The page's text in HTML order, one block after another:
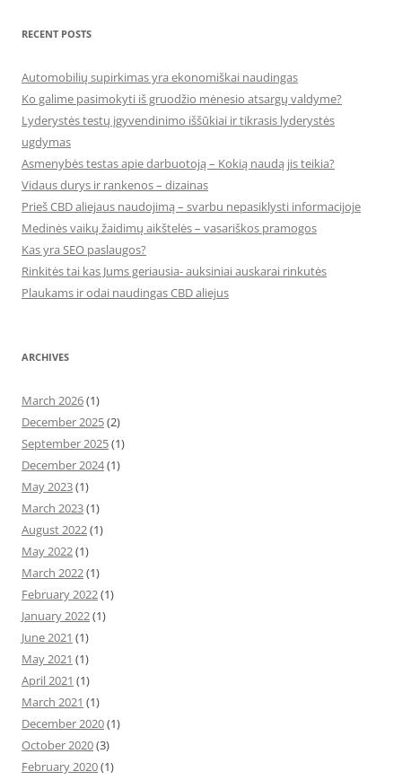
RECENT POSTS
Automobilių supirkimas yra ekonomiškai naudingas
Ko galime pasimokyti iš gruodžio mėnesio atsargų valdyme?
Lyderystės testų įgyvendinimo iššūkiai ir tikrasis lyderystės
ugdymas
Asmenybės testas apie darbuotoją – Kokią naudą jis teikia?
Vidaus durys ir rankenos – dizainas
Prieš CBD aliejaus naudojimą – svarbu nepasiklysti informacijoje
Medinės vaikų žaidimų aikštelės – vasariškos pramogos
Kas yra SEO paslaugos?
Rinkitės tai kas Jums geriausia- auksiniai auskarai rinkutės
Plaukams ir odai naudingas CBD aliejus
ARCHIVES
March 2026(1)
December 2025(2)
September 2025(1)
December 2024(1)
May 2023(1)
March 2023(1)
August 2022(1)
May 2022(1)
March 2022(1)
February 2022(1)
January 2022(1)
June 2021 (1)
May 2021 (1)
April 2021 (1)
March 2021 (1)
December 2020(1)
October 2020(3)
February 2020(1)